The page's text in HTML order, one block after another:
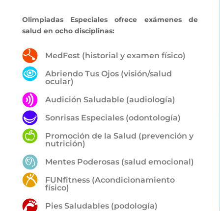
Olimpiadas Especiales ofrece exámenes de
salud en ocho disciplinas:
MedFest (historial y examen físico)
Abriendo Tus Ojos (visión/salud
ocular)
Audición Saludable (audiología)
Sonrisas Especiales (odontología)
Promoción de la Salud (prevención y
nutrición)
Mentes Poderosas (salud emocional)
FUNfitness (Acondicionamiento
físico)
Pies Saludables (podología)